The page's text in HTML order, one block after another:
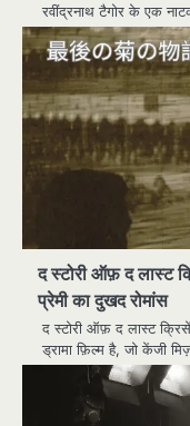
रवींद्रनाथ टैगोर के एक
द स्टोरी ऑफ़ द लास्ट
प्रेमी का दुखद रोमांस
द स्टोरी ऑफ़ द लास्ट
ड्रामा फ़िल्म है, जो केंजी